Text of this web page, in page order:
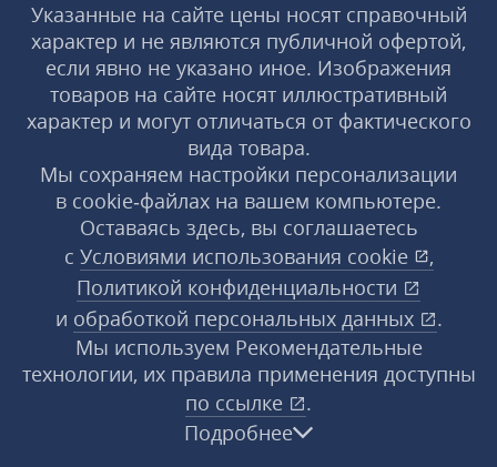
Указанные на сайте цены носят справочный
характер и не являются публичной офертой,
если явно не указано иное. Изображения
товаров на сайте носят иллюстративный
характер и могут отличаться от фактического
вида товара.
Мы сохраняем настройки персонализации
в cookie‑файлах на вашем компьютере.
Оставаясь здесь, вы соглашаетесь
с Условиями использования cookie
,
Политикой конфиденциальности
и обработкой персональных данных
.
Мы используем Рекомендательные
технологии, их правила применения доступны
по ссылке
.
Подробнее